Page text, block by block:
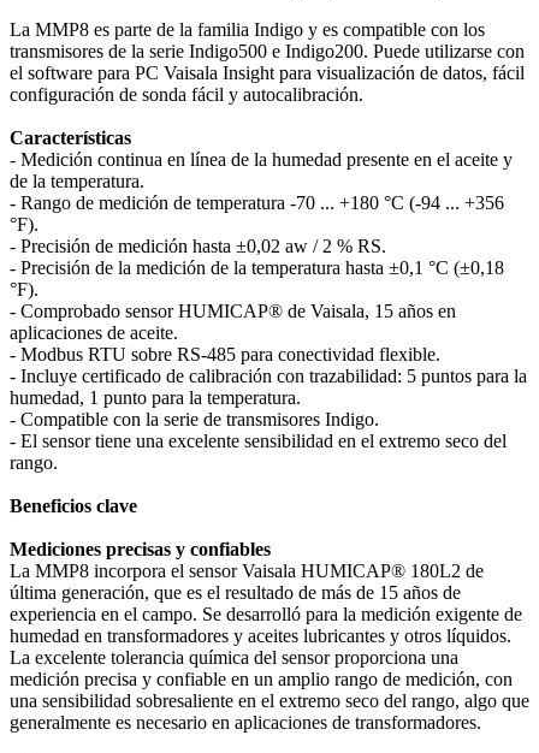
La MMP8 es parte de la familia Indigo y es compatible con los
transmisores de la serie Indigo500 e Indigo200. Puede utilizarse con
el software para PC Vaisala Insight para visualización de datos, fácil
configuración de sonda fácil y autocalibración.
Características
‐ Medición continua en línea de la humedad presente en el aceite y
de la temperatura.
‐ Rango de medición de temperatura ‐70 ... +180 °C (‐94 ... +356
°F).
‐ Precisión de medición hasta ±0,02 aw / 2 % RS.
‐ Precisión de la medición de la temperatura hasta ±0,1 °C (±0,18
°F).
‐ Comprobado sensor HUMICAP® de Vaisala, 15 años en
aplicaciones de aceite.
‐ Modbus RTU sobre RS‐485 para conectividad flexible.
‐ Incluye certificado de calibración con trazabilidad: 5 puntos para la
humedad, 1 punto para la temperatura.
‐ Compatible con la serie de transmisores Indigo.
‐ El sensor tiene una excelente sensibilidad en el extremo seco del
rango.
Beneficios clave
Mediciones precisas y confiables
La MMP8 incorpora el sensor Vaisala HUMICAP® 180L2 de
última generación, que es el resultado de más de 15 años de
experiencia en el campo. Se desarrolló para la medición exigente de
humedad en transformadores y aceites lubricantes y otros líquidos.
La excelente tolerancia química del sensor proporciona una
medición precisa y confiable en un amplio rango de medición, con
una sensibilidad sobresaliente en el extremo seco del rango, algo que
generalmente es necesario en aplicaciones de transformadores.